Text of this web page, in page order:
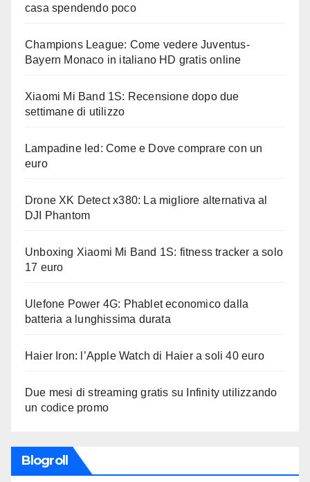
casa spendendo poco
Champions League: Come vedere Juventus-
Bayern Monaco in italiano HD gratis online
Xiaomi Mi Band 1S: Recensione dopo due
settimane di utilizzo
Lampadine led: Come e Dove comprare con un
euro
Drone XK Detect x380: La migliore alternativa al
DJI Phantom
Unboxing Xiaomi Mi Band 1S: fitness tracker a solo
17 euro
Ulefone Power 4G: Phablet economico dalla
batteria a lunghissima durata
Haier Iron: l’Apple Watch di Haier a soli 40 euro
Due mesi di streaming gratis su Infinity utilizzando
un codice promo
Blogroll